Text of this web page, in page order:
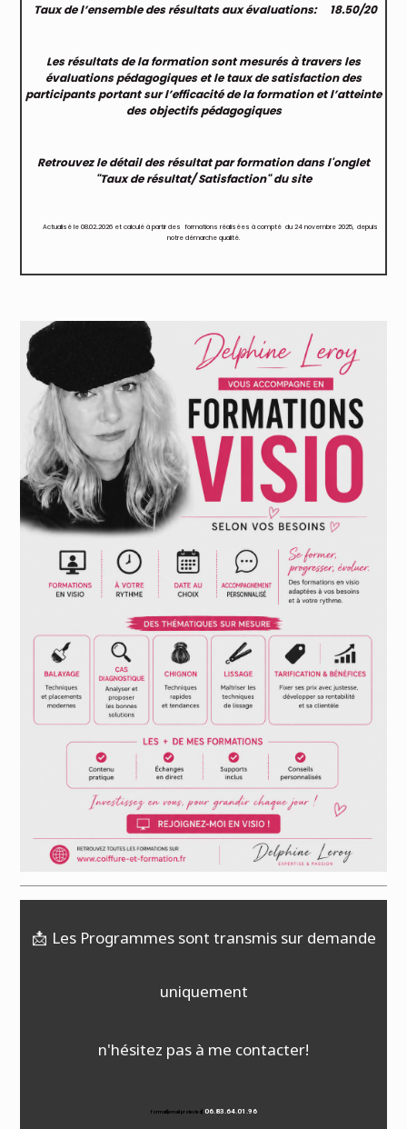
Taux de l’ensemble desrésultats aux évaluations: 18.50/20
Les résultats de la formation sont mesurés à travers les
évaluations pédagogiques et le taux de satisfaction des
participants portant sur l’efficacité de la formation et l’atteinte
des objectifs pédagogiques
Retrouvez le détail des résultat par formation dans l'onglet
"Taux de résultat/ Satisfaction" du site
Actualisé le 08.02..2026 et calculé à partir des formations réalisées à compté du 24 novembre 2025, depuis
notre démarche qualité.
📩 Les Programmes sont transmis sur demande
uniquement
n'hésitez pas à me contacter!
formati[email protected] 06.83.64.01.96